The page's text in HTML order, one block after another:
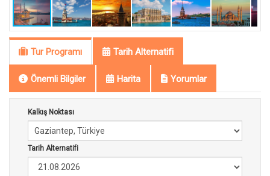
Tur Programı Tarih Alternatifi
Önemli Bilgiler Harita Yorumlar
Kalkış Noktası
Tarih Alternatifi